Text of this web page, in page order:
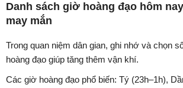
Danh sách giờ hoàng đạo hôm
may mắn
Trong quan niệm dân gian, ghi nhớ và chọn
hoàng đạo giúp tăng thêm vận khí.
Các giờ hoàng đạo phổ biến: Tý (23h–1h),